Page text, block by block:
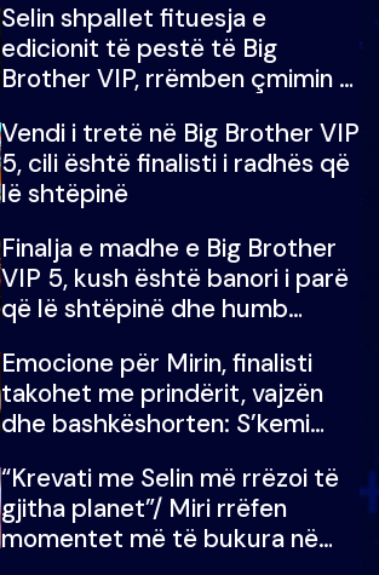
Selin shpallet fituesja e
edicionit të pestë të Big
Brother VIP, rrëmben çmimin e
Vendi i tretë në Big Brother VIP
5, cili është finalisti i radhës që
lë shtëpinë
Finalja e madhe e Big Brother
VIP 5, kush është banori i parë
që lë shtëpinë dhe humb
çmimin e madh
Emocione për Mirin, finalisti
takohet me prindërit, vajzën
dhe bashkëshorten: S’kemi
“Krevati me Selin më rrëzoi të
gjitha planet”/ Miri rrëfen
momentet më të bukura në